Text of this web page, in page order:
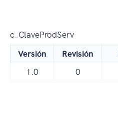
c_ClaveProdServ
Versión
Revisión
1.0
0